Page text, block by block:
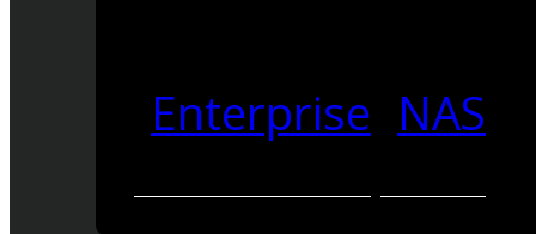
Enterprise NAS